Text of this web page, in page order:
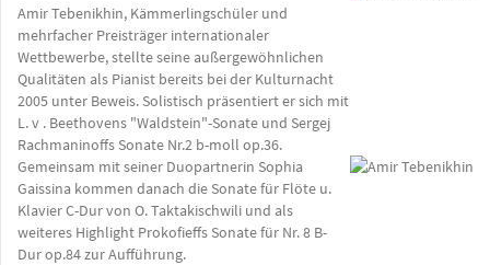
Amir Tebenikhin, Kämmerlingschüler und
mehrfacher Preisträger internationaler
Wettbewerbe, stellte seine außergewöhnlichen
Qualitäten als Pianist bereits bei der Kulturnacht
2005 unter Beweis. Solistisch präsentiert er sich mit
L. v . Beethovens "Waldstein"-Sonate und Sergej
Rachmaninoffs Sonate Nr.2 b-moll op.36.
Gemeinsam mit seiner Duopartnerin Sophia
Gaissina kommen danach die Sonate für Flöte u.
Klavier C-Dur von O. Taktakischwili und als
weiteres Highlight Prokofieffs Sonate für Nr. 8 B-
Dur op.84 zur Aufführung.